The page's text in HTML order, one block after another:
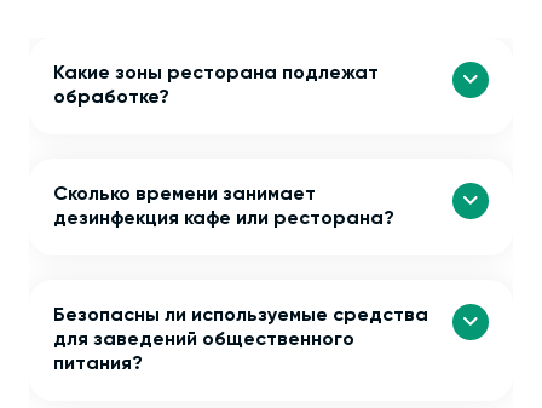
Какие зоны ресторана подлежат
обработке?
Сколько времени занимает
дезинфекция кафе или ресторана?
Безопасны ли используемые средства
для заведений общественного
питания?